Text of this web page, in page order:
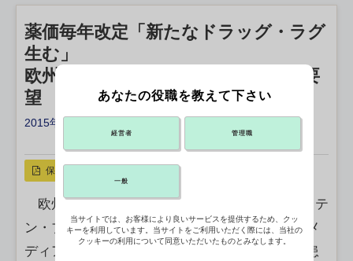
薬価毎年改定「新たなドラッグ・ラグ
生む」
欧州製薬団連会長、現行制度の継続要
望
2015年04月14日 21:17
リンクをコピー X ポスト
保存
欧州製薬団体連合会（EFPIA Japan）のカーステ
ン・ブルン会長（バイエル薬品社長）は14日、メ
ディアセミナーで講演した。現行の薬価制度は患
あなたの役職を教えて下さい
経営者 管理職
一般
当サイトでは、お客様により良いサービスを提供するため、クッ
キーを利用しています。当サイトをご利用いただく際には、当社の
クッキーの利用について同意いただいたものとみなします。